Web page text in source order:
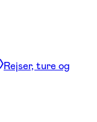
Rejser, ture og